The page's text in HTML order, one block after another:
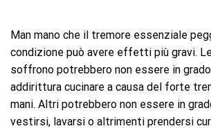
Man mano che il tremore essenziale
condizione può avere effetti più gravi.
soffrono potrebbero non essere in
addirittura cucinare a causa del forte
mani. Altri potrebbero non essere in
vestirsi, lavarsi o altrimenti prendersi